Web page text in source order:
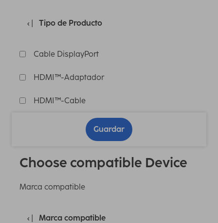
Tipo de Producto
Cable DisplayPort
HDMI™-Adaptador
HDMI™-Cable
Guardar
Choose compatible Device
Marca compatible
Marca compatible